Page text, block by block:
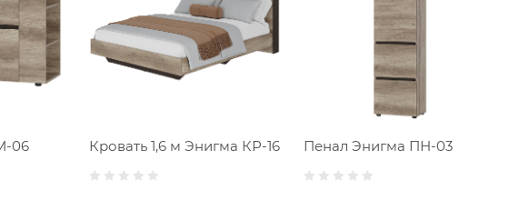
06 Кровать 1,6 м Энигма КР-16 Пенал Энигма ПН-03